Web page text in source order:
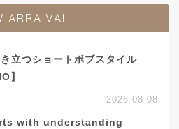
ARRAIVAL
立つショートボブスタイル
】
2026-08-08
with understanding